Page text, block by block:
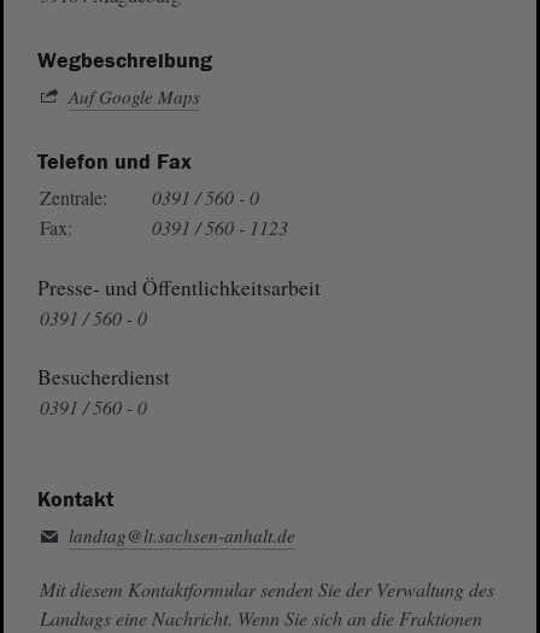
Wegbeschreibung
Auf Google Maps
Telefon und Fax
Zentrale:
0391 / 560 - 0
Fax:
0391 / 560 - 1123
Presse- und Öffentlichkeitsarbeit
0391 / 560 - 0
Besucherdienst
0391 / 560 - 0
Kontakt
landtag@lt.sachsen-anhalt.de
Mit diesem Kontaktformular senden Sie der Verwaltung des
Landtags eine Nachricht. Wenn Sie sich an die Fraktionen